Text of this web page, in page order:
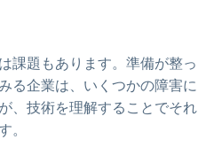
課題もあります。準備が整っ
る企業は、いくつかの障害に
、技術を理解することでそれ
。